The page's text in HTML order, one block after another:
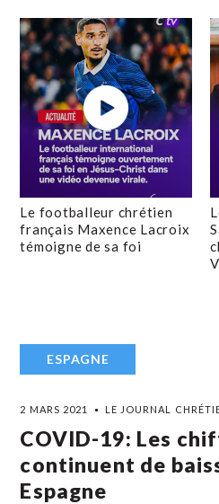
Le footballeur chrétien
français Maxence Lacroix
témoigne de sa foi
ESPAGNE
2 MARS 2021 LE JOURNAL
COVID-19: Les
continuent de
Espagne